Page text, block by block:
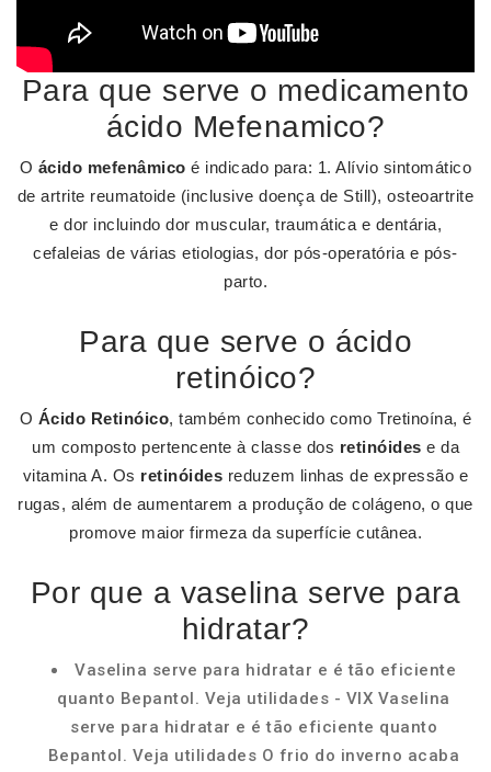
Para que serve o medicamento
ácido Mefenamico?
O ácido mefenâmico é indicado para: 1. Alívio sintomático
de artrite reumatoide (inclusive doença de Still), osteoartrite
e dor incluindo dor muscular, traumática e dentária,
cefaleias de várias etiologias, dor pós-operatória e pós-
parto.
Para que serve o ácido
retinóico?
O Ácido Retinóico, também conhecido como Tretinoína, é
um composto pertencente à classe dos retinóides e da
vitamina A. Os retinóides reduzem linhas de expressão e
rugas, além de aumentarem a produção de colágeno, o que
promove maior firmeza da superfície cutânea.
Por que a vaselina serve para
hidratar?
Vaselina serve para hidratar e é tão eficiente
quanto Bepantol. Veja utilidades - VIX Vaselina
serve para hidratar e é tão eficiente quanto
Bepantol. Veja utilidades O frio do inverno acaba